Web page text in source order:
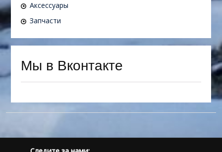
Аксессуары
Запчасти
Мы в Вконтакте